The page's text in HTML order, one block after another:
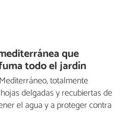
que
todo el jardín
totalmente
delgadas y recubiertas de
el agua y a proteger contra